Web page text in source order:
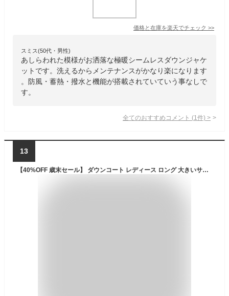
価格と在庫を楽天でチェック >>
スミス(50代・男性)
あしらわれた模様がお洒落な極暖シームレスダウンジャケ
ットです。洗えるからメンテナンスがかなり楽になります
。防風・蓄熱・撥水と機能が搭載されていていう事なしで
す。
全てのおすすめコメント (1 件) >
13
【40%OFF 歳末セール】 ダウンコート レディース ロング 大きいサイズ 通勤 暖かい 人気 軽い おしゃれ カジュアル きれいめ 20代 30代 40代 軽量 50代 ブランド 高級 かわいい 2023 冬 ホワイトグース 95% ダウンジャケット 3L 4L 5L 6L ご試着券 洗える 撥水 防水